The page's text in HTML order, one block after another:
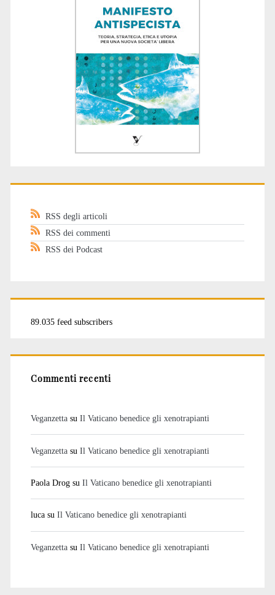
RSS degli articoli
RSS dei commenti
RSS dei Podcast
89.035 feed subscribers
Commenti recenti
Veganzettasu Il Vaticano benedice gli xenotrapianti
Veganzettasu Il Vaticano benedice gli xenotrapianti
Paola Drogsu Il Vaticano benedice gli xenotrapianti
lucasu Il Vaticano benedice gli xenotrapianti
Veganzettasu Il Vaticano benedice gli xenotrapianti